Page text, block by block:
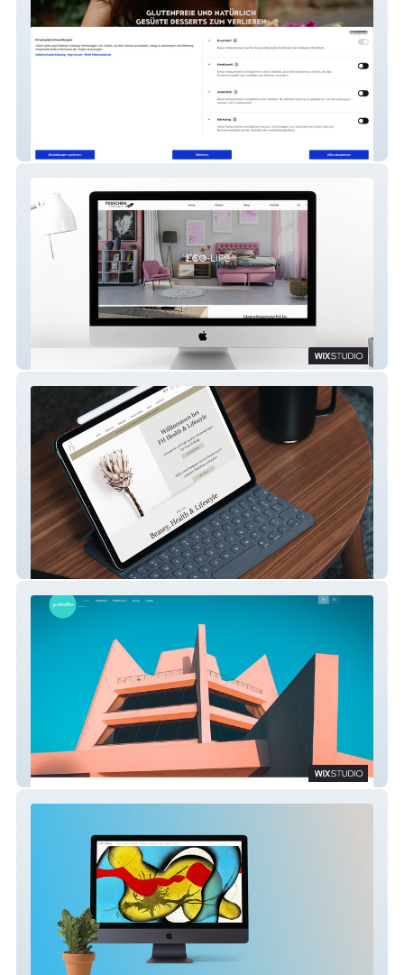
Veras Goodies
Frieda Hodel
Quiteoften Agency